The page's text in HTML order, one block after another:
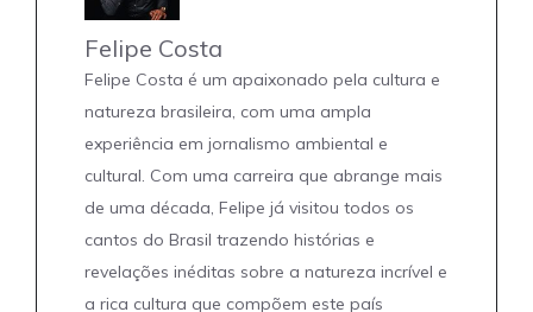
Felipe Costa
Felipe Costa é um apaixonado pela cultura e
natureza brasileira, com uma ampla
experiência em jornalismo ambiental e
cultural. Com uma carreira que abrange mais
de uma década, Felipe já visitou todos os
cantos do Brasil trazendo histórias e
revelações inéditas sobre a natureza incrível e
a rica cultura que compõem este país